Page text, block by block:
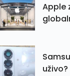
Apple
uživo?